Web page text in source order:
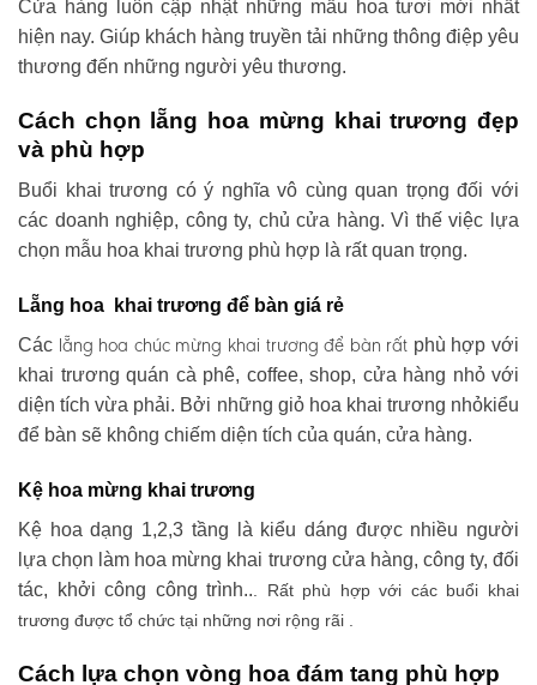
Cửa hàng luôn cập nhật những mẫu hoa tươi mới nhất
hiện nay. Giúp khách hàng truyền tải những thông điệp yêu
thương đến những người yêu thương.
Cách chọn lẵng hoa mừng khai trương đẹp
và phù hợp
Buổi khai trương có ý nghĩa vô cùng quan trọng đối với
các doanh nghiệp, công ty, chủ cửa hàng. Vì thế việc lựa
chọn mẫu hoa khai trương phù hợp là rất quan trọng.
Lẵng hoa khai trương để bàn giá rẻ
Các lẵng hoa chúc mừng khai trương để bàn rất phù hợp với
khai trương quán cà phê, coffee, shop, cửa hàng nhỏ với
diện tích vừa phải. Bởi những giỏ hoa khai trương nhỏkiểu
để bàn sẽ không chiếm diện tích của quán, cửa hàng.
Kệ hoa mừng khai trương
Kệ hoa dạng 1,2,3 tầng là kiểu dáng được nhiều người
lựa chọn làm hoa mừng khai trương cửa hàng, công ty, đối
tác, khởi công công trình.. . Rất phù hợp với các buổi khai
trương được tổ chức tại những nơi rộng rãi .
Cách lựa chọn vòng hoa đám tang phù hợp